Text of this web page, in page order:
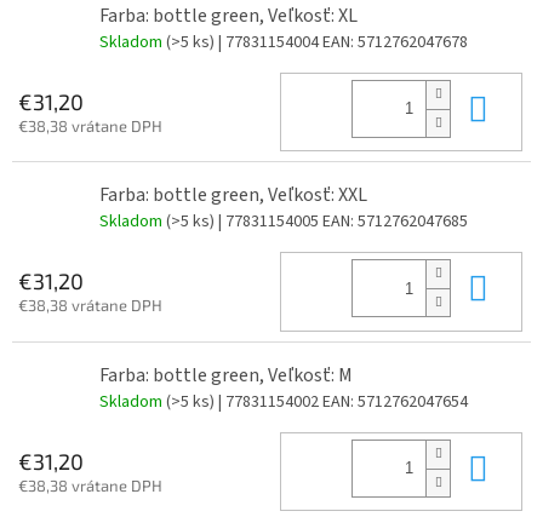
Farba: bottle green, Veľkosť: XL
Skladom (>5 ks) | 77831154004EAN: 5712762047678
€31,20
€38,38 vrátane DPH
Farba: bottle green, Veľkosť: XXL
Skladom (>5 ks) | 77831154005 EAN: 5712762047685
€31,20
€38,38 vrátane DPH
Farba: bottle green, Veľkosť: M
Skladom (>5 ks) | 77831154002EAN: 5712762047654
€31,20
€38,38 vrátane DPH